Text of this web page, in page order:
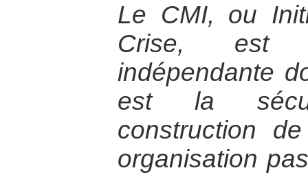
Le CMI, ou
Crise, est
indépendante
est la
construction
organisation